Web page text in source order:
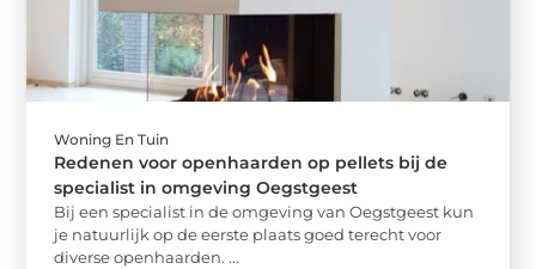
Woning En Tuin
Redenen voor openhaarden op pellets bij de
specialist in omgeving Oegstgeest
Bij een specialist in de omgeving van Oegstgeest kun
je natuurlijk op de eerste plaats goed terecht voor
diverse openhaarden. ...